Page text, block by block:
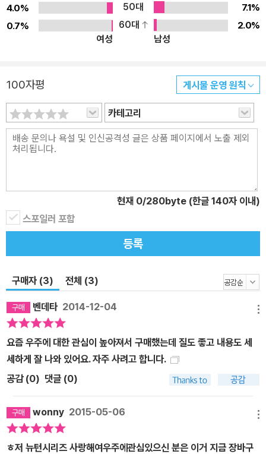
성, 유성과 운석, 월식과 일식 등 기본적인 사항에서 시작해, 적외선·
자외선·X선 망원경, 지상 망원경과 우주 망원경 등 천문학자들이 사
용하는 망원경에 이르기까지 밤하늘과 별의 관측에 대한 다양한 의문
은 의문에 대해서도 최신 자료를 바탕으로 핵심을 설명한다. 뿐만 아
니라 별에 대해서는 항성의 탄생과 죽음, 갈색 왜성, 행성상 성운, 변
광성, 신성, 별의 밝기·크기·거리 등을 다루고, 성단과 성운에 대해서
도 자세히 알아본다. ● 은하의 종류, 은하의 충돌과 대규모 구조 등
은하에 관한 의문 해결 은하란 과연 어떤 천체일까? 은하에는 어떤
들은 서로 충돌하는가? 충돌한다면 과연 어떤 일이 벌어지는가? 우
리은하 부근에는 어떤 은하들이 있는가? 은하와 대규모 구조는 애초
에 어떻게 해서 생겼을까? 우주의 주인공 은하에 대한 여러 궁금증을
자만으로 이루어진 중성자별, 빛을 포함한 모든 물질을 집어삼키는
블랙홀, 그와 반대로 모든 것을 토해 내는 화이트홀, 그리고 퀘이사 등
일반적인 별과는 전혀 다른 성격을 가진 천체들이다. 이러한 천체 중
에는 그 메커니즘이 제대로 알려지지 않은 것도 많다. 블랙홀의 경계
선인 ‘사건의 지평면’으로 들어가는 물체는 어떻게 되는가, 공간과 공
간을 연결한다는 웜홀이란 무엇인가, 그리고 감마선 버스트 등, 불가
사의한 특징을 가진 천체들을 일목요연하게 해설한다. ● 우주의 탄
생과 종말, 암흑 물질, 암흑 에너지 등 대우주에 관한 의문 해결 우주
에 대해 생각할 때 가장 먼저 생기는 의문은 아마도 ‘우주는 어떻게 시
작되었는가’라는 내용이 아닐까? 이처럼 우주의 탄생과 종말, 우주에
끝이 있는가 없는가 등등의 의문은 사람들의 궁금증을 자극한다. ‘우
4.0%
50대
7.1%
0.7%
60대
2.0%
여성
남성
100자평 게시물 운영 원칙
카테고리
현재 0/280byte (한글 140자 이내)
스포일러 포함
등록
구매자 (3) 전체 (3)
벤데타 2014-12-04
요즘 우주에 대한 관심이 높아져서 구매했는데 질도 좋고 내용도 세
세하게 잘 나와 있어요. 자주 사려고 합니다.
공감 (0) 댓글 (0)
wonny 2015-05-06
ㅎ저 뉴턴시리즈 사랑해여우주에관심있으신 분은 이거 지금 장바구